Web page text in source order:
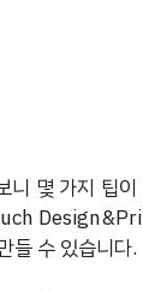
몇 가지 팁
들 수 있습니다.